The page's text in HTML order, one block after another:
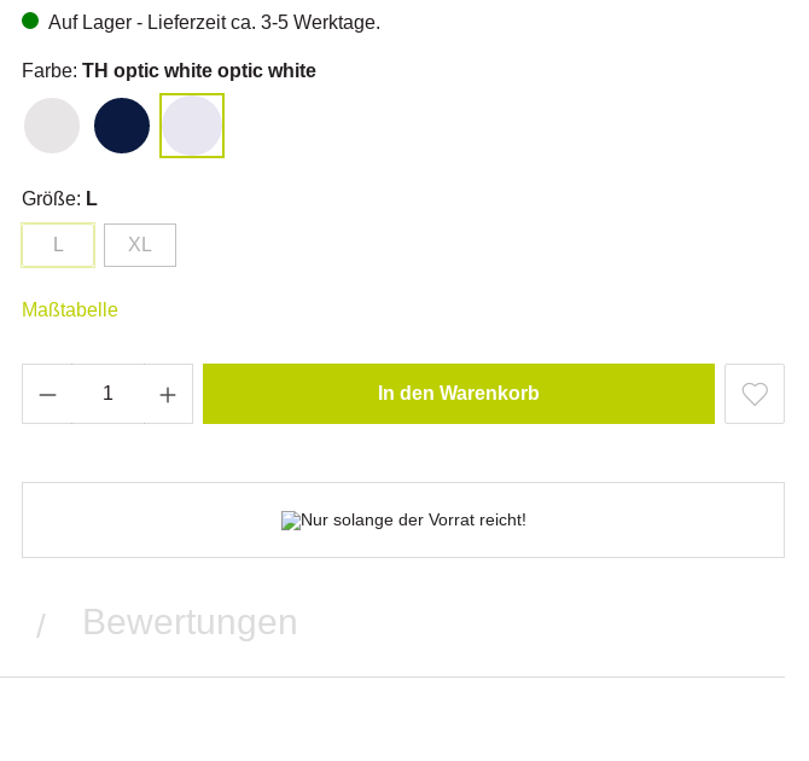
Auf Lager - Lieferzeit ca. 3-5 Werktage.
Farbe: TH optic white optic white
Größe: L
XL
Maßtabelle
In den Warenkorb
Nur solange der Vorrat reicht!
/ Bewertungen